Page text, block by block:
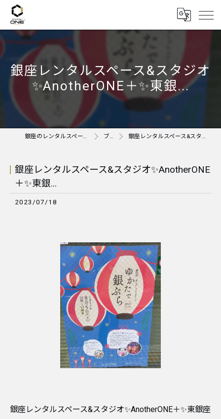
銀座レンタルスペース&スタジオ
✨AnotherONE＋✨東銀...
銀座のレンタルスペースならAnother ONE＋ ブログ 銀座レンタルスペース&スタジオ✨AnotherONE＋✨東銀...
銀座レンタルスペース&スタジオ✨AnotherONE
＋✨東銀...
2023/07/18
銀座レンタルスペース&スタジオ✨AnotherONE＋✨東銀座